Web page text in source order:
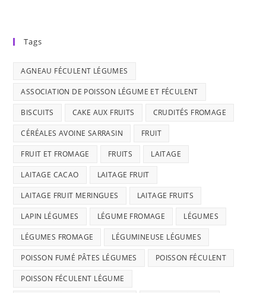
Tags
AGNEAU FÉCULENT LÉGUMES
ASSOCIATION DE POISSON LÉGUME ET FÉCULENT
BISCUITS CAKE AUX FRUITS CRUDITÉS FROMAGE
CÉRÉALES AVOINE SARRASIN FRUIT
FRUIT ET FROMAGE FRUITS LAITAGE
LAITAGE CACAO LAITAGE FRUIT
LAITAGE FRUIT MERINGUES LAITAGE FRUITS
LAPIN LÉGUMES LÉGUME FROMAGE LÉGUMES
LÉGUMES FROMAGE LÉGUMINEUSE LÉGUMES
POISSON FUMÉ PÂTES LÉGUMES POISSON FÉCULENT
POISSON FÉCULENT LÉGUME